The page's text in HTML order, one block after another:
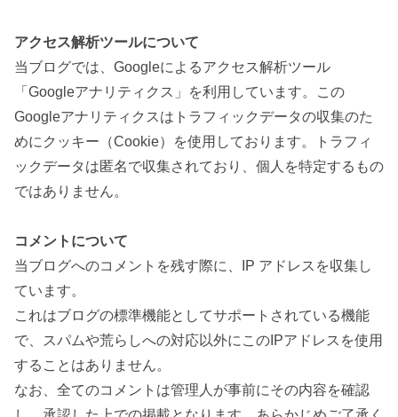
アクセス解析ツールについて
当ブログでは、Googleによるアクセス解析ツール
「Googleアナリティクス」を利用しています。この
Googleアナリティクスはトラフィックデータの収集のた
めにクッキー（Cookie）を使用しております。トラフィ
ックデータは匿名で収集されており、個人を特定するもの
ではありません。
コメントについて
当ブログへのコメントを残す際に、IP アドレスを収集し
ています。
これはブログの標準機能としてサポートされている機能
で、スパムや荒らしへの対応以外にこのIPアドレスを使用
することはありません。
なお、全てのコメントは管理人が事前にその内容を確認